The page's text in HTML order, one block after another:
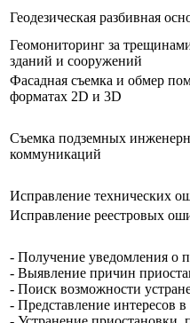
Геодезическая разбивная
Геомониторинг за
зданий и сооружений
Фасадная съемка и обмер
форматах 2D и 3D
Съемка подземных
коммуникаций
Исправление технических
Исправление реестровых
- Получение уведомления о
- Выявление причин
- Поиск возможности
- Представление интересов в